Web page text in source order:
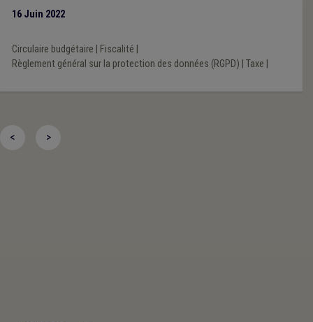
16 Juin 2022
Circulaire budgétaire Fiscalité
Règlement général sur la protection des données (RGPD) Taxe
< >